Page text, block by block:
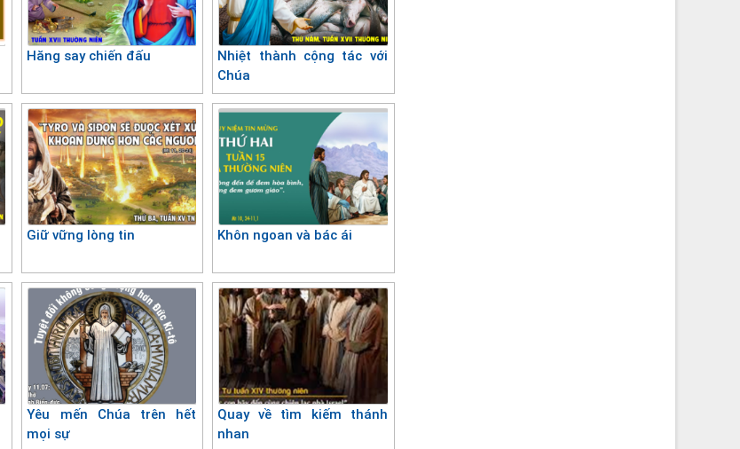
Hăng say chiến đấu
Nhiệt thành cộng tác với
Chúa
Giữ vững lòng tin Khôn ngoan và bác ái
Yêu mến Chúa trên hết
mọi sự
Quay về tìm kiếm thánh
nhan